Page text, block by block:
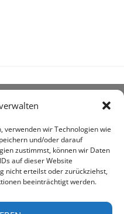
verwenden wir Technologien wie
und/oder darauf
zustimmst, können wir Daten
auf dieser Website
nicht erteilst oder zurückziehst,
beeinträchtigt werden.
Bedarfsartikel geht.